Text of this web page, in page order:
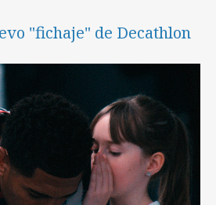
"fichaje" de Decathlon